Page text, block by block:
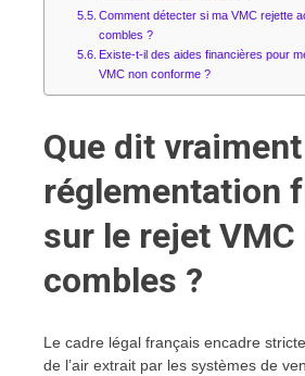
Comment détecter si ma VMC rejette
combles ?
Existe-t-il des aides financières pour
VMC non conforme ?
Que dit
réglementation
sur le rejet VMC
combles ?
Le cadre légal français encadre
de l’air extrait par les systèmes de